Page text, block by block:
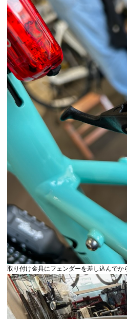
取り付け金具にフェンダーを差し込んでか